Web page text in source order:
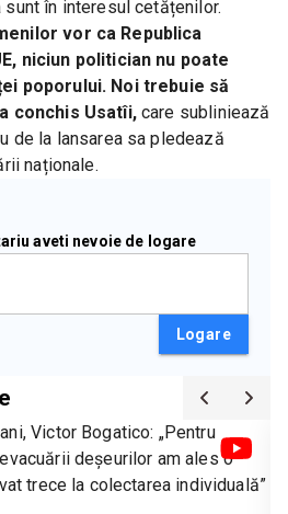
vor ca Republica
niciun politician nu poate
poporului. Noi trebuie să
conchis Usatîi, care subliniează
de la lansarea sa pledează
naționale.
aveti nevoie de logare
Logare